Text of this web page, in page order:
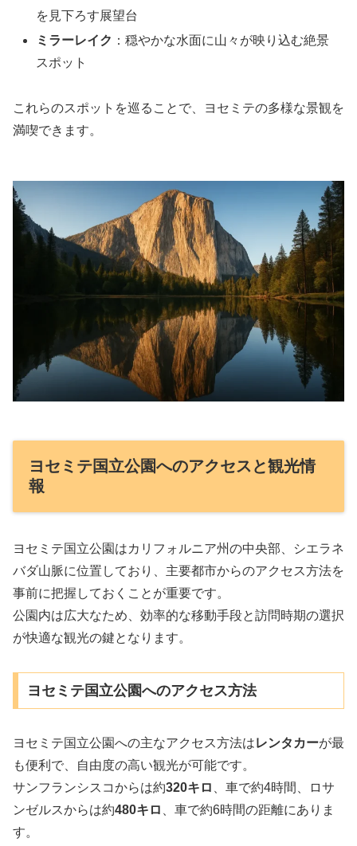
を見下ろす展望台
ミラーレイク ：穏やかな水面に山々が映り込む絶景
スポット
これらのスポットを巡ることで、ヨセミテの多様な景観を
満喫できます。
ヨセミテ国立公園へのアクセスと観光情
報
ヨセミテ国立公園はカリフォルニア州の中央部、シエラネ
バダ山脈に位置しており、主要都市からのアクセス方法を
事前に把握しておくことが重要です。
公園内は広大なため、効率的な移動手段と訪問時期の選択
が快適な観光の鍵となります。
ヨセミテ国立公園へのアクセス方法
ヨセミテ国立公園への主なアクセス方法はレンタカーが最
も便利で、自由度の高い観光が可能です。
サンフランシスコからは約320キロ
、車で約4時間、ロサ
ンゼルスからは約480キロ
、車で約6時間の距離にありま
す。